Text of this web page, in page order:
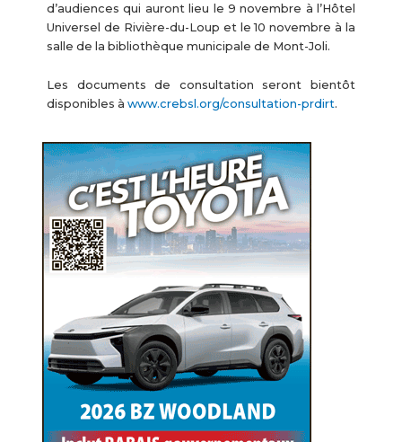
d’audiences qui auront lieu le 9 novembre à l’Hôtel
Universel de Rivière-du-Loup et le 10 novembre à la
salle de la bibliothèque municipale de Mont-Joli.
Les documents de consultation seront bientôt
disponibles à www.crebsl.org/consultation-prdirt.